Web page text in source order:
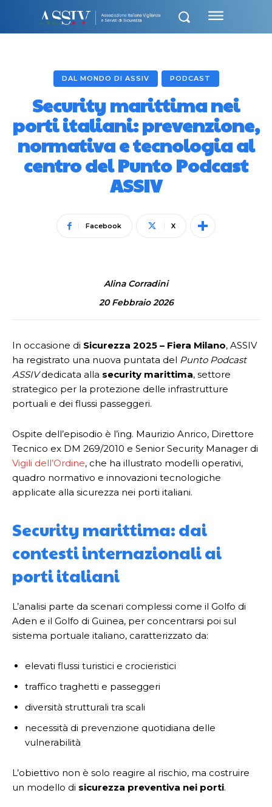
DAL MONDO DI ASSIV PODCAST
Security marittima nei
porti italiani: prevenzione,
normativa e tecnologia al
centro del Punto Podcast
ASSIV
Facebook X
Alina Corradini
20 Febbraio 2026
In occasione di Sicurezza 2025 – Fiera Milano, ASSIV
ha registrato una nuova puntata del Punto Podcast
ASSIVdedicata alla security marittima, settore
strategico per la protezione delle infrastrutture
portuali e dei flussi passeggeri.
Ospite dell’episodio è l’ing. Maurizio Anrico, Direttore
Tecnico ex DM 269/2010 e Senior Security Manager di
Vigili dell’Ordine, che ha illustrato modelli operativi,
quadro normativo e innovazioni tecnologiche
applicate alla sicurezza nei porti italiani.
Security marittima: dai
contesti internazionali ai
porti italiani
L’analisi parte da scenari complessi come il Golfo di
Aden e il Golfo di Guinea, per concentrarsi poi sul
sistema portuale italiano, caratterizzato da:
elevati flussi turistici e crocieristici
traffico traghetti e passeggeri
diversità strutturali tra scali
necessità di prevenzione quotidiana delle
vulnerabilità
L’obiettivo non è solo reagire al rischio, ma costruire
un modello di sicurezza preventiva nei porti.